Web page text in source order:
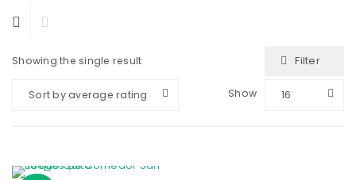
Showing the single result Filter
Sort by average rating Show 16